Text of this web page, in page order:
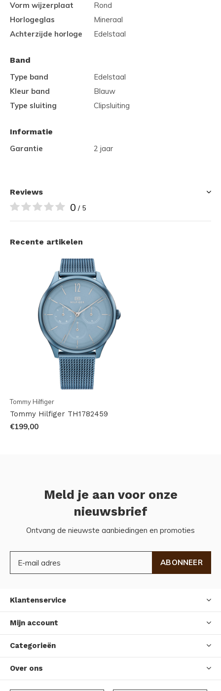
Vorm wijzerplaat
Rond
Horlogeglas
Mineraal
Achterzijde horloge
Edelstaal
Band
Type band
Edelstaal
Kleur band
Blauw
Type sluiting
Clipsluiting
Informatie
Garantie
2 jaar
Reviews
0 / 5
Recente artikelen
Tommy Hilfiger
Tommy Hilfiger TH1782459
€199,00
Meld je aan voor onze
nieuwsbrief
Ontvang de nieuwste aanbiedingen en promoties
ABONNEER
Klantenservice
Mijn account
Categorieën
Over ons